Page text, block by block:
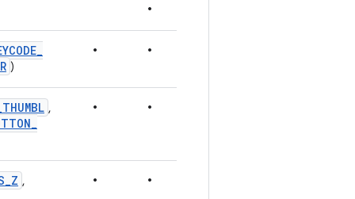
•
_
)
• •
THUMBL ,
_
• •
_Z , • •